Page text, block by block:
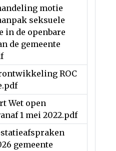
motie
seksuele
in de openbare
de gemeente
ROC
Wet open
1 mei 2022.pdf
gemeente